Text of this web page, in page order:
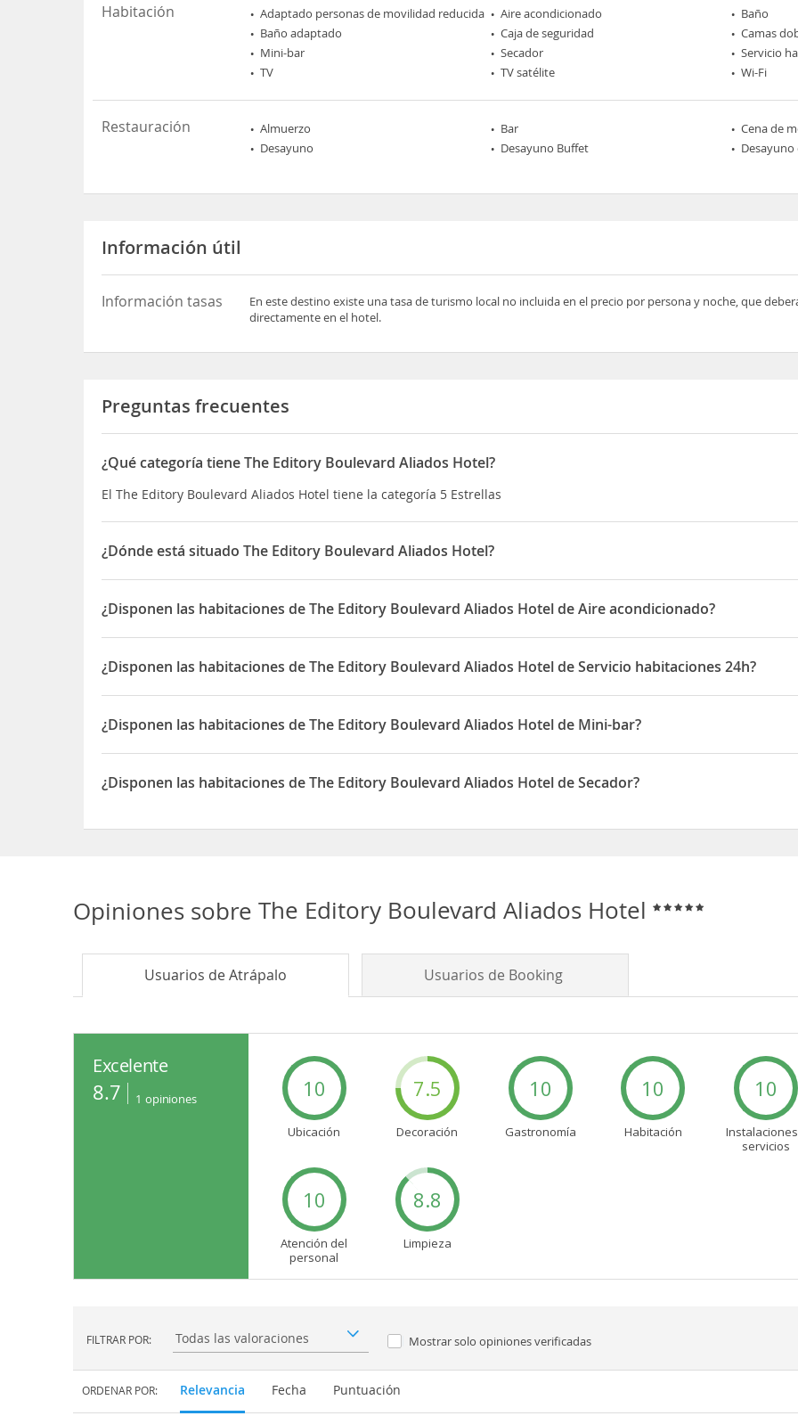
Habitación Adaptado personas de movilidad reducida Aire acondicionado
Baño
Baño adaptado
Caja de seguridad
Camas
Mini-bar
Secador
Servicio
TV
TV satélite Wi-Fi
Restauración Almuerzo Bar
Cena de
Desayuno
Desayuno Buffet
Información útil
Información tasas
En este destino existe una tasa de turismo local no incluida en el precio por persona y noche, que
directamente en el hotel.
Preguntas frecuentes
¿Qué categoría tiene The Editory Boulevard Aliados Hotel?
El The Editory Boulevard Aliados Hotel tiene la categoría 5 Estrellas
¿Dónde está situado The Editory Boulevard Aliados Hotel?
El The Editory Boulevard Aliados Hotel está situado en Avenida dos Aliados,145
¿Disponen las habitaciones de The Editory Boulevard Aliados Hotel de Aire acondicionado?
Sí, las habitaciones del The Editory Boulevard Aliados Hotel disponen de Aire acondicionado
¿Disponen las habitaciones de The Editory Boulevard Aliados Hotel de Servicio habitaciones 24h?
Sí, las habitaciones del The Editory Boulevard Aliados Hotel disponen de Servicio habitaciones 24h
¿Disponen las habitaciones de The Editory Boulevard Aliados Hotel de Mini-bar?
Sí, las habitaciones del The Editory Boulevard Aliados Hotel disponen de Mini-bar
¿Disponen las habitaciones de The Editory Boulevard Aliados Hotel de Secador?
Opiniones sobre The Editory Boulevard Aliados Hotel
Usuarios deAtrápalo Usuarios de Booking
Excelente
8.7 1 opiniones 10
Ubicación
7.5
Decoración
10
Gastronomía
10
Habitación
10
servicios
10
Atención del
personal
8.8
Limpieza
FILTRAR POR: Filtrar por: Mostrar solo opiniones verificadas
ORDENAR POR: Relevancia Fecha Puntuación